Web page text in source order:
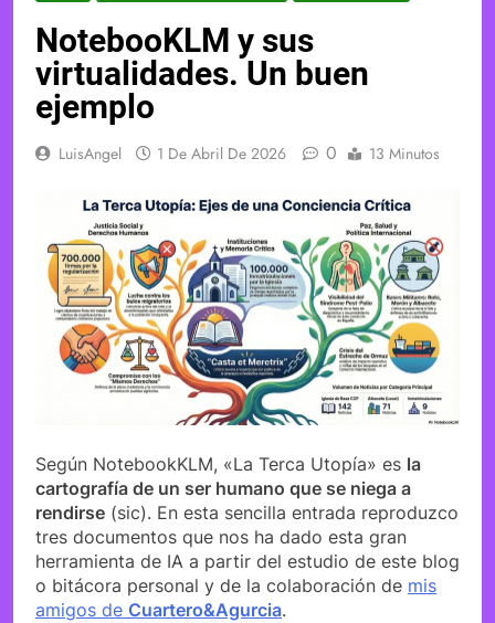
NotebooKLM y sus
virtualidades. Un buen
ejemplo
LuisAngel 1 De Abril De 2026 0 13 Minutos
Según NotebookKLM, «La Terca Utopía» es la
cartografía de un ser humano que se niega a
rendirse (sic). En esta sencilla entrada reproduzco
tres documentos que nos ha dado esta gran
herramienta de IA a partir del estudio de este blog
o bitácora personal y de la colaboración de mis
amigos de Cuartero&Agurcia.